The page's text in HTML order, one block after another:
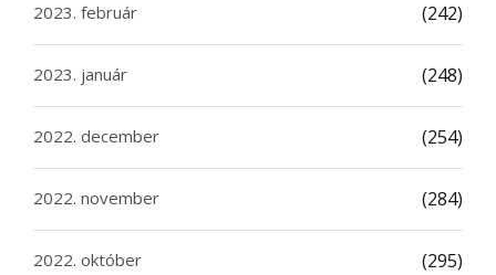
2023. február (242)
2023. január (248)
2022. december (254)
2022. november (284)
2022. október (295)